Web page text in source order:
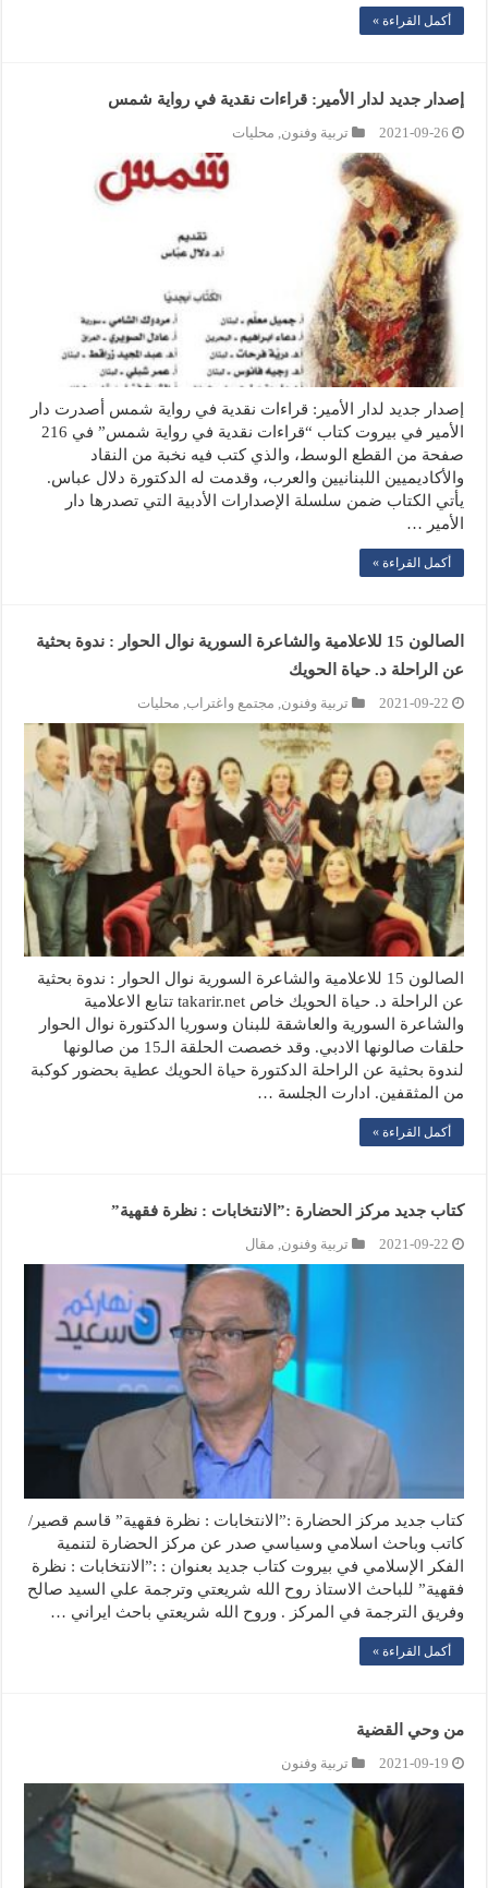
أكمل القراءة »
إصدار جديد لدار الأمير: قراءات نقدية في رواية شمس
2021-09-26 تربية وفنون, محليات
إصدار جديد لدار الأمير: قراءات نقدية في رواية شمس أصدرت دار
الأمير في بيروت كتاب “قراءات نقدية في رواية شمس” في 216
صفحة من القطع الوسط، والذي كتب فيه نخبة من النقاد
والأكاديميين اللبنانيين والعرب، وقدمت له الدكتورة دلال عباس.
يأتي الكتاب ضمن سلسلة الإصدارات الأدبية التي تصدرها دار
الأمير …
أكمل القراءة »
الصالون 15 للاعلامية والشاعرة السورية نوال الحوار : ندوة بحثية
عن الراحلة د. حياة الحويك
2021-09-22 تربية وفنون مجتمع واغتراب محليات
الصالون 15 للاعلامية والشاعرة السورية نوال الحوار : ندوة بحثية
عن الراحلة د. حياة الحويك خاص takarir.net تتابع الاعلامية
والشاعرة السورية والعاشقة للبنان وسوريا الدكتورة نوال الحوار
حلقات صالونها الادبي. وقد خصصت الحلقة الـ15 من صالونها
لندوة بحثية عن الراحلة الدكتورة حياة الحويك عطية بحضور كوكبة
من المثقفين. ادارت الجلسة …
أكمل القراءة »
كتاب جديد مركز الحضارة :”الانتخابات : نظرة فقهية”
2021-09-22 تربية وفنون, مقال
كتاب جديد مركز الحضارة :”الانتخابات : نظرة فقهية” قاسم قصير/
كاتب وباحث اسلامي وسياسي صدر عن مركز الحضارة لتنمية
الفكر الإسلامي في بيروت كتاب جديد بعنوان : :”الانتخابات : نظرة
فقهية” للباحث الاستاذ روح الله شريعتي وترجمة علي السيد صالح
وفريق الترجمة في المركز . وروح الله شريعتي باحث ايراني …
أكمل القراءة »
من وحي القضية
2021-09-19 تربية وفنون